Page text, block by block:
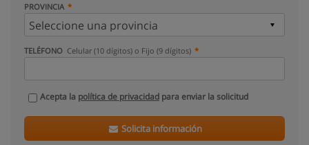
PROVINCIA
TELÉFONO Celular (10 dígitos) o Fijo (9 dígitos)
Acepta la política de privacidad para enviar la solicitud
Solicita información